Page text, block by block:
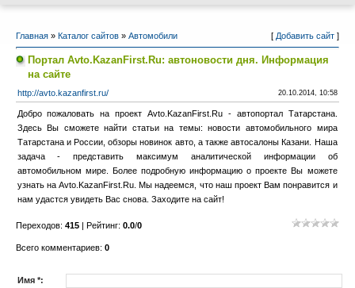
Главная» Каталог сайтов» Автомобили [ Добавить сайт]
Портал Avto.KazanFirst.Ru: автоновости дня. Информация
на сайте
http://avto.kazanfirst.ru/ 20.10.2014, 10:58
Добро пожаловать на проект Avto.KazanFirst.Ru - автопортал Татарстана.
Здесь Вы сможете найти статьи на темы: новости автомобильного мира
Татарстана и России, обзоры новинок авто, а также автосалоны Казани. Наша
задача - представить максимум аналитической информации об
автомобильном мире. Более подробную информацию о проекте Вы можете
узнать на Avto.KazanFirst.Ru. Мы надеемся, что наш проект Вам понравится и
нам удастся увидеть Вас снова. Заходите на сайт!
Переходов: 415| Рейтинг: 0.0/0
Всего комментариев: 0
Имя *: